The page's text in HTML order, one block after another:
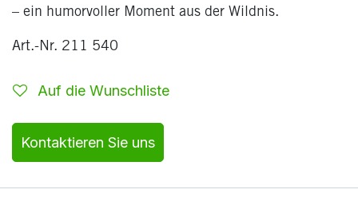
– ein humorvoller Moment aus der Wildnis.
Art.-Nr. 211 540
Auf die Wunschliste
Kontaktieren Sie uns